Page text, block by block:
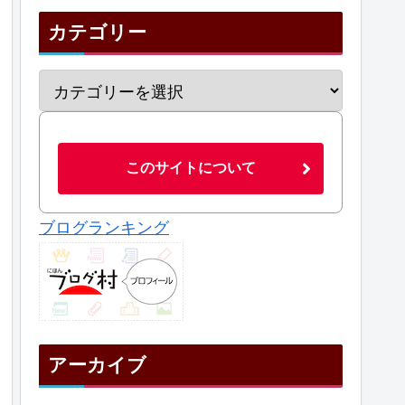
カテゴリー
このサイトについて
ブログランキング
アーカイブ